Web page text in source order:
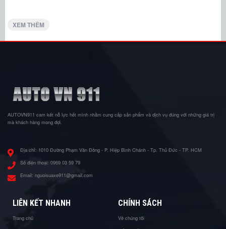
XEM THÊM
AUTOVN911 cam kết nỗ lực hết mình nhằm cung cấp sản phẩm và dịch vụ đúng với những giá trị
mà khách hàng mong đợi.
Địa chỉ: 1010 Đường Phạm Văn Đồng - P. Hiệp Bình Chánh - Tp. Thủ Đức - TP. HCM
Số điện thoại: 0969 03 59 79
Email: nguoisuaxe911@gmail.com
LIÊN KẾT NHANH
Trang chủ
CHÍNH SÁCH
Về chúng tôi